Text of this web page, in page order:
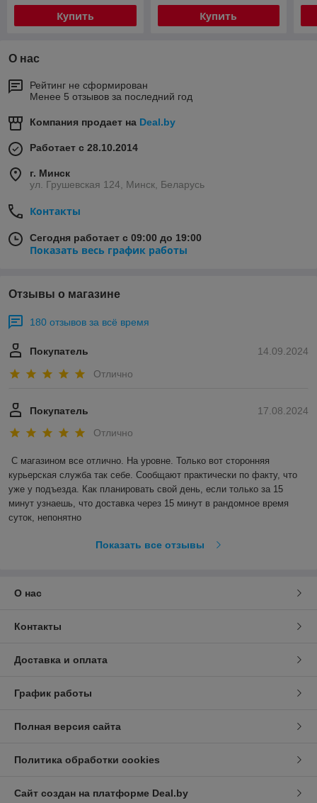
Купить Купить
О нас
Рейтинг не сформирован
Менее 5 отзывов за последний год
Компания продает на Deal.by
Работает с 28.10.2014
г. Минск
ул. Грушевская 124, Минск, Беларусь
Контакты
Сегодня работает с 09:00 до 19:00
Показать весь график работы
Отзывы о магазине
180 отзывов за всё время
14.09.2024
Покупатель
Отлично
17.08.2024
Покупатель
Отлично
С магазином все отлично. На уровне. Только вот сторонняя
курьерская служба так себе. Сообщают практически по факту, что
уже у подъезда. Как планировать свой день, если только за 15
минут узнаешь, что доставка через 15 минут в рандомное время
суток, непонятно
Показать все отзывы
О нас
Контакты
Доставка и оплата
График работы
Полная версия сайта
Политика обработки cookies
Сайт создан на платформе Deal.by